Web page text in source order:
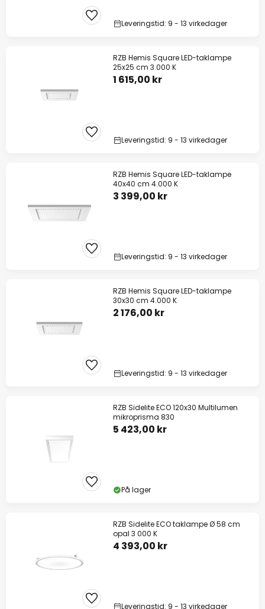
Leveringstid: 9 - 13 virkedager
RZB Hemis Square LED-taklampe
25x25 cm 3.000 K
1 615,00 kr
Leveringstid: 9 - 13 virkedager
RZB Hemis Square LED-taklampe
40x40 cm 4.000 K
3 399,00 kr
Leveringstid: 9 - 13 virkedager
RZB Hemis Square LED-taklampe
30x30 cm 4.000 K
2 176,00 kr
Leveringstid: 9 - 13 virkedager
RZB Sidelite ECO 120x30 Multilumen
mikroprisma 830
5 423,00 kr
På lager
RZB Sidelite ECO taklampe Ø 58 cm
opal 3 000 K
4 393,00 kr
Leveringstid: 9 - 13 virkedager